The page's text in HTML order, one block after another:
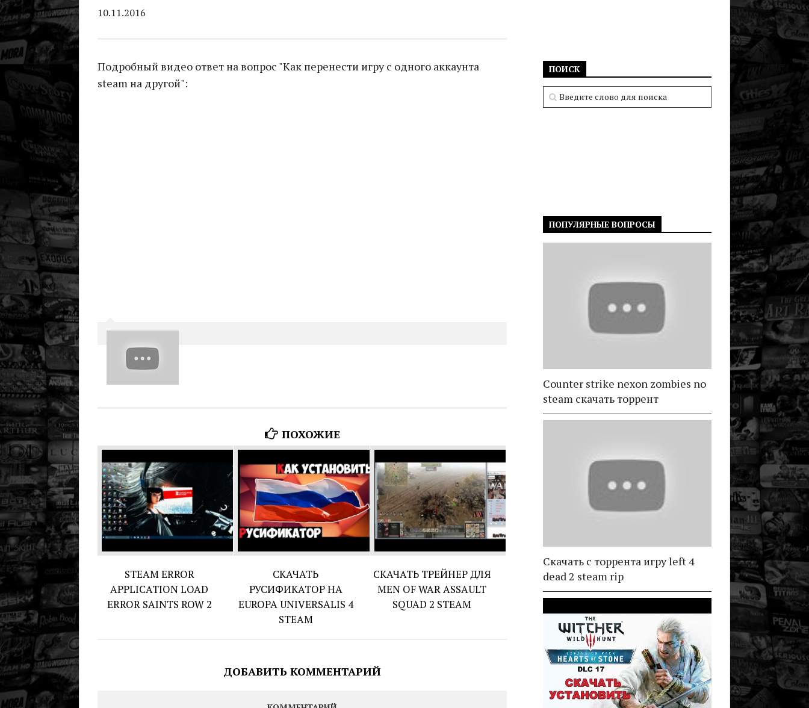
10.11.2016
Подробный видео ответ на вопрос "Как перенести игру с одного аккаунта
steam на другой":
ПОХОЖИЕ
STEAM ERROR
APPLICATION LOAD
ERROR SAINTS ROW 2
СКАЧАТЬ
РУСИФИКАТОР НА
EUROPA UNIVERSALIS 4
STEAM
СКАЧАТЬ ТРЕЙНЕР ДЛЯ
MEN OF WAR ASSAULT
SQUAD 2 STEAM
ДОБАВИТЬ КОММЕНТАРИЙ
ПОИСК
ПОПУЛЯРНЫЕ ВОПРОСЫ
Counter strike nexon zombies no
steam скачать торрент
Скачать с торрента игру left 4
dead 2 steam rip